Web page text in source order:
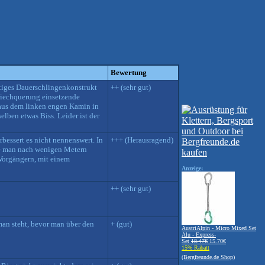
Bewertung
Dauerschlingenkonstrukt
einsetzende
dem linken engen Kamin in
etwas Biss. Leider ist der
++ (sehr gut)
es nicht nennenswert. In
nach wenigen Metern
mit einem
+++ (Herausragend)
++ (sehr gut)
steht, bevor man über den
+ (gut)
Anzeige:
AustriAlpin - Micro Mixed Set
Alu - Express-
Set 18.47€ 15.70€
15% Rabatt
(Bergfreunde.de Shop)